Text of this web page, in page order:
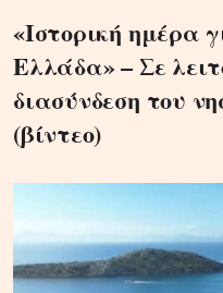
«Iστορική ημέρα
Ελλάδα» – Σε
διασύνδεση του
(βίντεο)